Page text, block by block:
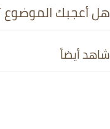
هل أعجبك الموضوع
شاهد أيضاً